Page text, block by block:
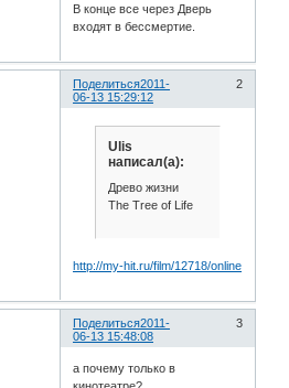
В конце все через Дверь
входят в бессмертие.
Поделиться 2
2011-
06-13 15:29:12
Ulis
написал(а):
Древо жизни
The Tree of Life
http://my-hit.ru/film/12718/online
Поделиться 3
2011-
06-13 15:48:08
а почему только в